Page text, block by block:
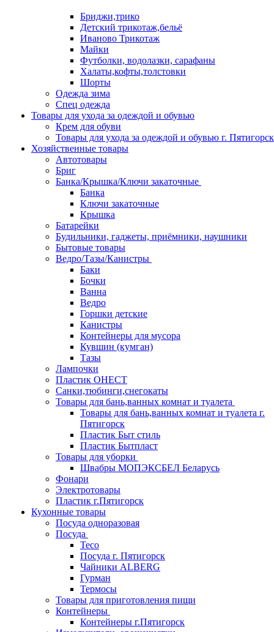
Бриджи,трико
Детский трикотаж,бельё
Иваново Трикотаж
Майки
Футболки, водолазки, сарафаны
Халаты,кофты,толстовки
Шорты
Одежда зима
Спец одежда
Товары для ухода за одеждой и обувью
Крем для обуви
Товары для ухода за одеждой и обувью г. Пятигорск
Хозяйственные товары
Автотовары
Бриг
Банка/Крышка/Ключи закаточные
Банка
Ключи закаточные
Крышка
Батарейки
Будильники, гаджеты, приёмники, наушники
Бытовые товары
Ведро/Тазы/Канистры
Баки
Бочки
Ванна
Ведро
Горшки детские
Канистры
Контейнеры для мусора
Кувшин (кумган)
Тазы
Лампочки
Пластик ОНЕСТ
Санки,тюбинги,снегокаты
Товары для бань,ванных комнат и туалета
Товары для бань,ванных комнат и туалета г.
Пятигорск
Пластик Быт стиль
Пластик Бытпласт
Товары для уборки
Швабры МОПЭКСБЕЛ Беларусь
Фонари
Электротовары
Пластик г.Пятигорск
Кухонные товары
Посуда одноразовая
Посуда
Teco
Посуда г. Пятигорск
Чайники ALBERG
Гурман
Термосы
Товары для приготовления пищи
Контейнеры
Контейнеры г.Пятигорск